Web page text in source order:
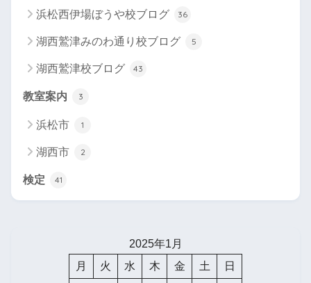
浜松西伊場ぼうや校ブログ 36
湖西鷲津みのわ通り校ブログ 5
湖西鷲津校ブログ 43
教室案内 3
浜松市 1
湖西市 2
検定 41
2025年1月
月
火 水 木 金 土 日